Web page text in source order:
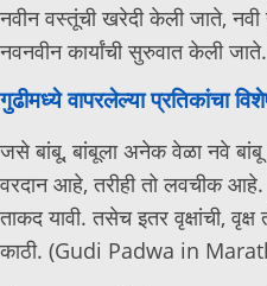
नवीन वस्तूंची खरेदी केली जाते,
नवनवीन कार्यांची सुरुवात केली जाते.
गुढीमध्ये वापरलेल्या प्रतिकांचा
जसे बांबू, बांबूला अनेक वेळा नवे बांबू
वरदान आहे, तरीही तो लवचीक
ताकद यावी. तसेच इतर वृक्षांची,
काठी. (Gudi Padwa in